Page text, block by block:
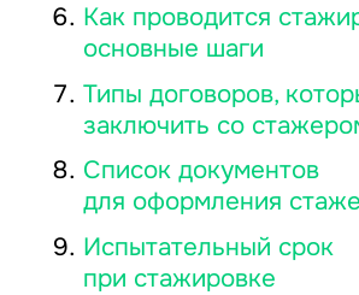
Как проводится
основные шаги
Типы договоров,
заключить со
Список документов
для оформления
Испытательный срок
при стажировке